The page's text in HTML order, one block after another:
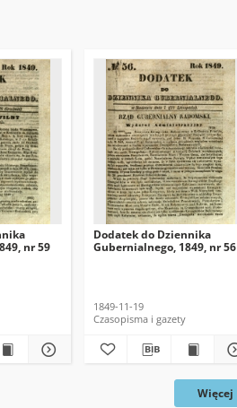
nr 59
Dodatek do Dziennika
Gubernialnego, 1849, nr 56
1849-11-19
Czasopisma i gazety
Więcej